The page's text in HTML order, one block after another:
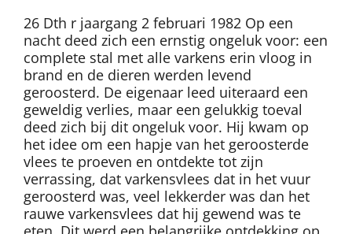
26 Dth r jaargang 2 februari 1982 Op een
nacht deed zich een ernstig ongeluk voor: een
complete stal met alle varkens erin vloog in
brand en de dieren werden levend
geroosterd. De eigenaar leed uiteraard een
geweldig verlies, maar een gelukkig toeval
deed zich bij dit ongeluk voor. Hij kwam op
het idee om een hapje van het geroosterde
vlees te proeven en ontdekte tot zijn
verrassing, dat varkensvlees dat in het vuur
geroosterd was, veel lekkerder was dan het
rauwe varkensvlees dat hij gewend was te